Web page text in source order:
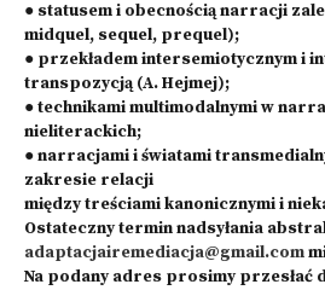
● statusem i obecnością narracji
midquel, sequel, prequel);
● przekładem intersemiotycznym i
transpozycją (A. Hejmej);
● technikami multimodalnymi w
nieliterackich;
● narracjami i światami
zakresie relacji
między treściami kanonicznymi i
Ostateczny termin nadsyłania
adaptacjairemediacja@gmail.com
Na podany adres prosimy przesłać